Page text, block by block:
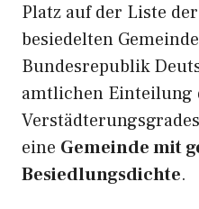
Platz auf der Liste
besiedelten
Bundesrepublik
amtlichen Einteilung
eine Gemeinde mit
Besiedlungsdichte.